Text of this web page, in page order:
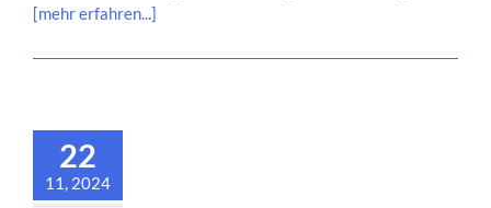
[mehr erfahren...]
22
11, 2024